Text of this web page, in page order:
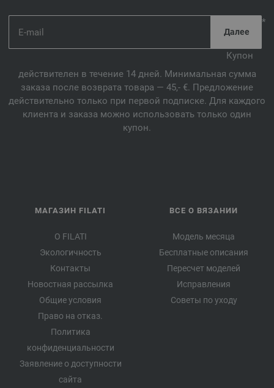
*
Купон
действителен в течение 14 дней. Минимальная сумма
заказа после возврата товара — 45,- €. Предложение
действительно только при первой подписке. Для каждого
клиента и заказа можно использовать только один
купон.
МАГАЗИН FILATI
О FILATI
Экологичность
Контакты
Новостная рассылка
Общие условия
Право на отказ.
Политика
конфиденциальности
Заявление о доступности
сайта
ВСЕ О ВЯЗАНИИ
Модель месяца
Бесплатные описания
Пересчет моделей
Исправления
Советы по уходу